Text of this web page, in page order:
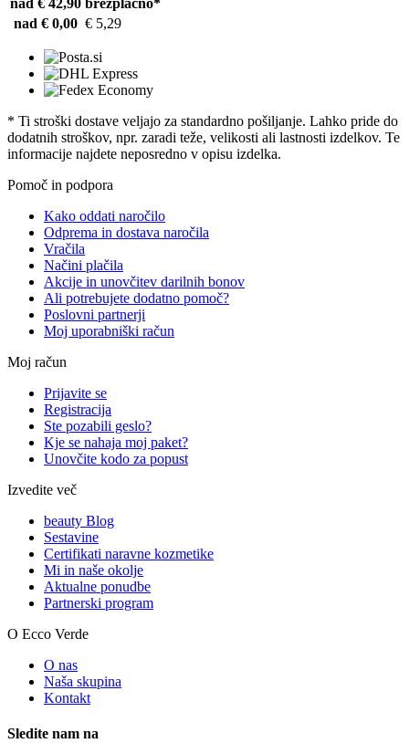
nad € 0,00 € 5,29
* Ti stroški dostave veljajo za standardno pošiljanje. Lahko pride do
dodatnih stroškov, npr. zaradi teže, velikosti ali lastnosti izdelkov. Te
informacije najdete neposredno v opisu izdelka.
Pomoč in podpora
Kako oddati naročilo
Odprema in dostava naročila
Vračila
Načini plačila
Akcije in unovčitev darilnih bonov
Ali potrebujete dodatno pomoč?
Poslovni partnerji
Moj uporabniški račun
Moj račun
Prijavite se
Registracija
Ste pozabili geslo?
Kje se nahaja moj paket?
Unovčite kodo za popust
Izvedite več
beauty Blog
Sestavine
Certifikati naravne kozmetike
Mi in naše okolje
Aktualne ponudbe
Partnerski program
O Ecco Verde
O nas
Naša skupina
Kontakt
Sledite nam na